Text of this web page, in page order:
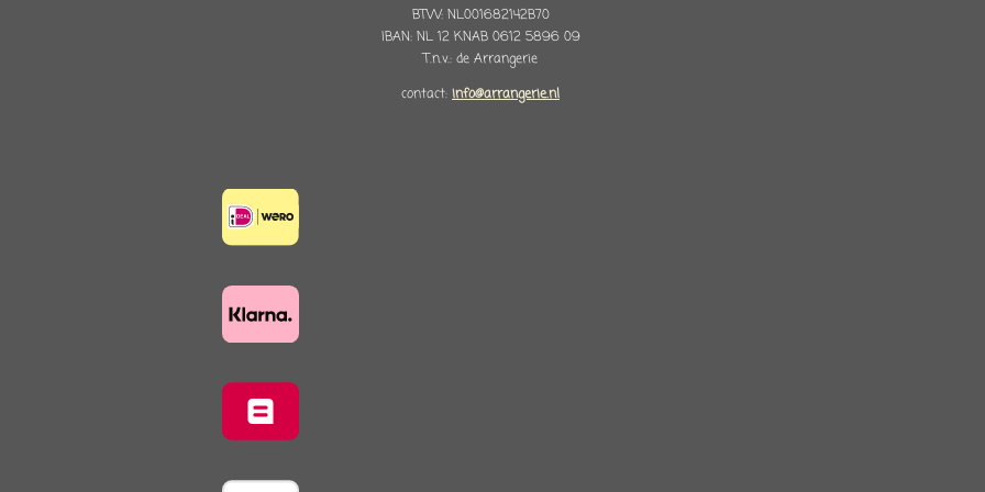
BTW: NL001682142B70
IBAN: NL 12 KNAB 0612 5896 09
T.n.v.: de Arrangerie
contact: info@arrangerie.nl